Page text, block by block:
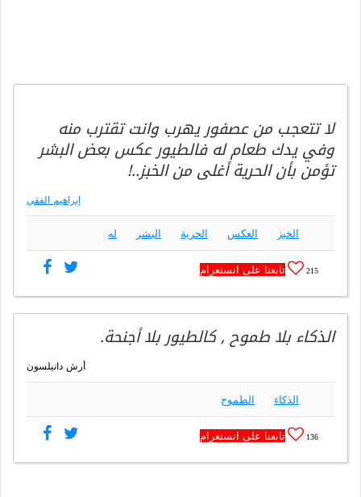
لا تتعجب من عصفور يهرب وانت تقترب منه
وفي يدك طعام له فالطيور عكس بعض البشر
تؤمن بأن الحرية أغلى من الخبز..!
إبراهيم الفقي
الخبز العكس الحرية البشر له
215 تابعنا على انستغرام
الذكاء بلا طموح , كالطيور بلا أجنحة.
أرش دانيلسون
الذكاء الطموح
136 تابعنا على انستغرام